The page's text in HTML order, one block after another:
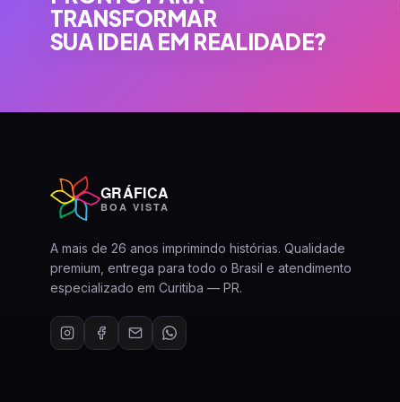
TRANSFORMAR
SUA IDEIA EM REALIDADE?
GRÁFICA
BOA VISTA
A mais de 26 anos imprimindo histórias. Qualidade
premium, entrega para todo o Brasil e atendimento
especializado em Curitiba — PR.